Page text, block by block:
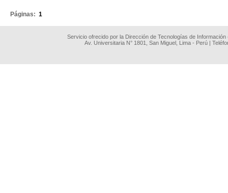
Páginas: 1
Servicio ofrecido por la Dirección de Tecnologías de
Av. Universitaria N° 1801, San Miguel, Lima - Perú |